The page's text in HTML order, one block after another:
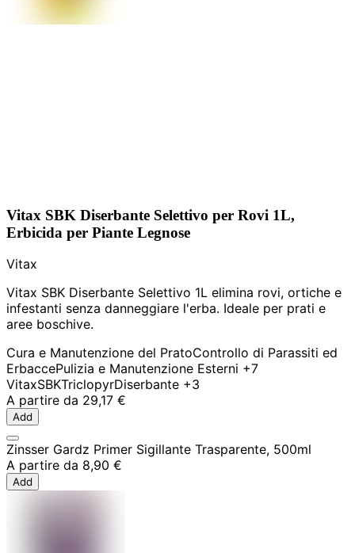
Vitax SBK Diserbante Selettivo per Rovi 1L,
Erbicida per Piante Legnose
Vitax
Vitax SBK Diserbante Selettivo 1L elimina rovi, ortiche e
infestanti senza danneggiare l'erba. Ideale per prati e
aree boschive.
Cura e Manutenzione del PratoControllo di Parassiti ed
ErbaccePulizia e Manutenzione Esterni +7
VitaxSBKTriclopyrDiserbante +3
A partire da 29,17 €
Add
Zinsser Gardz Primer Sigillante Trasparente, 500ml
A partire da 8,90 €
Add